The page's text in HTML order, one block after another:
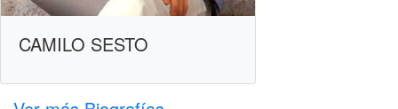
CAMILO SESTO